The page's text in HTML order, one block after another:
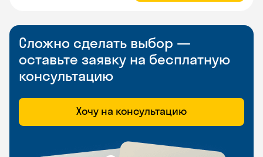
Сложно сделать выбор —
оставьте заявку на бесплатную
консультацию
Хочу на консультацию